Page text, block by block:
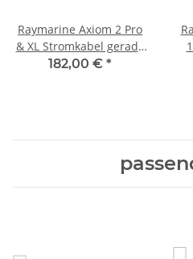
Raymarine Axiom 2 Pro
& XL Stromkabel gerade
1,5 m A80744
182,00 € *